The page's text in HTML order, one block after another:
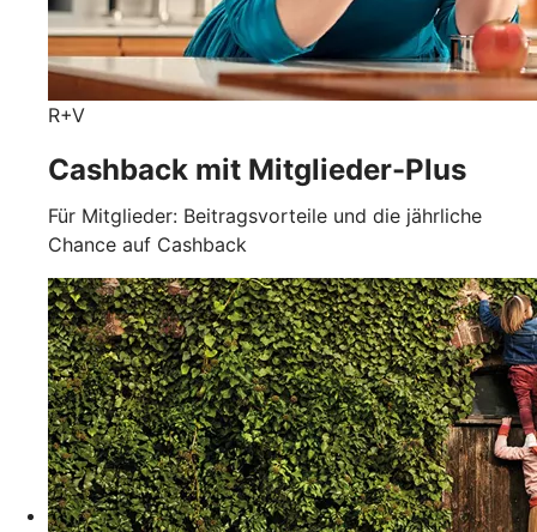
R+V
Cashback mit Mitglieder-Plus
Für Mitglieder: Beitragsvorteile und die jährliche
Chance auf Cashback